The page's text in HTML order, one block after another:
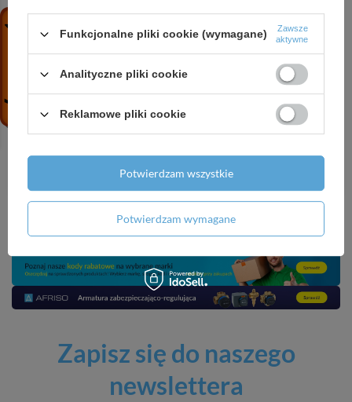
NORMATEK One Shot
Halk neutralizator
zapachów 600 ml
17,99 zł / szt.
CX80 Cleaner 500 ml –
Koncentrat czyszcząco-
odtłuszczający do metalu,
20,09 zł
Zapisz się do naszego
newslettera
Funkcjonalne pliki cookie (wymagane)
Zawsze
aktywne
Analityczne pliki cookie
Reklamowe pliki cookie
Potwierdzam wymagane
Potwierdzam wszystkie